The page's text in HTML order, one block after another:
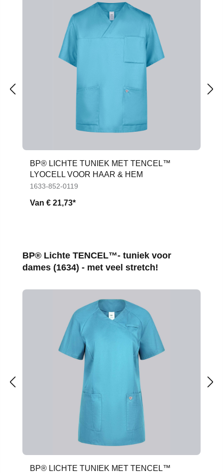
BP® LICHTE TUNIEK MET TENCEL™
LYOCELL VOOR HAAR & HEM
1633-852-0119
Van € 21,73*
Productgalerij overslaan
BP® Lichte TENCEL™- tuniek voor
dames (1634) - met veel stretch!
BP® LICHTE TUNIEK MET TENCEL™